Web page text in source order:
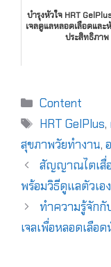
บำรุงหัวใจ HRT
เจลดูแลหลอดเลือดและ
ประสิทธิภาพ
Content
HRT GelPlus,
สุขภาพวัยทำงาน,
สัญญาณไตเสื่อ
พร้อมวิธีดูแลตัวเอง
ทำความรู้จักกั
เจลเพื่อหลอดเลือด